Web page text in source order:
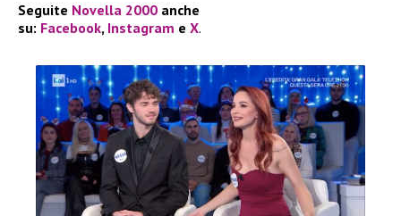
Seguite Novella 2000 anche
su: Facebook, Instagram e X.